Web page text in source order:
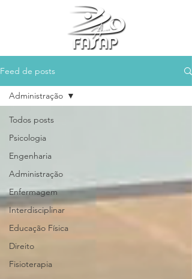
Feed de posts
Todos posts
Psicologia
Engenharia
Administração
Enfermagem
Interdisciplinar
Educação Física
Direito
Fisioterapia
Administração